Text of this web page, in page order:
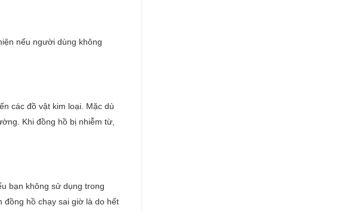
nếu người dùng không
các đồ vật kim loại. Mặc dù
Khi đồng hồ bị nhiễm từ,
bạn không sử dụng trong
đồng hồ chạy sai giờ là do hết